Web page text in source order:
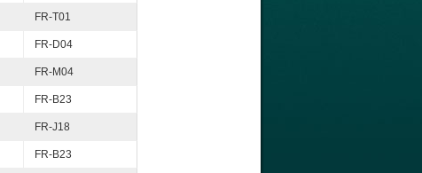
FR-T01
FR-D04
FR-M04
FR-B23
FR-J18
FR-B23